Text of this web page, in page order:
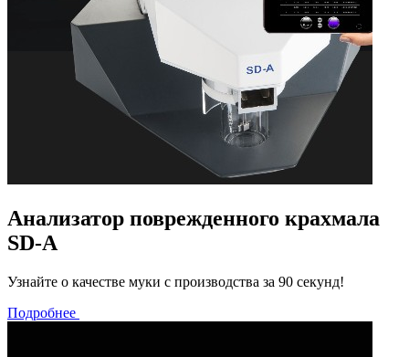
Анализатор поврежденного крахмала
SD-A
Узнайте о качестве муки с производства за 90 секунд!
Подробнее